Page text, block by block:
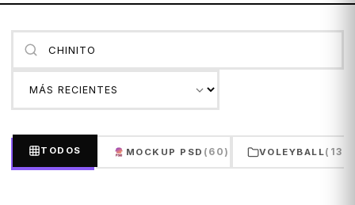
TODOS MOCKUP PSD (60) VOLEYBALL (132)